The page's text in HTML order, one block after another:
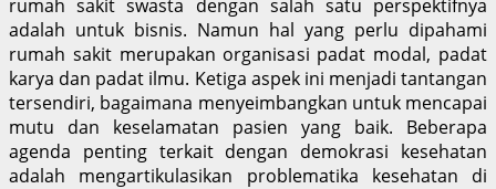
rumah sakit swasta dengan salah satu perspektifnya
adalah untuk bisnis. Namun hal yang perlu dipahami
rumah sakit merupakan organisasi padat modal, padat
karya dan padat ilmu. Ketiga aspek ini menjadi tantangan
tersendiri, bagaimana menyeimbangkan untuk mencapai
mutu dan keselamatan pasien yang baik. Beberapa
agenda penting terkait dengan demokrasi kesehatan
adalah mengartikulasikan problematika kesehatan di